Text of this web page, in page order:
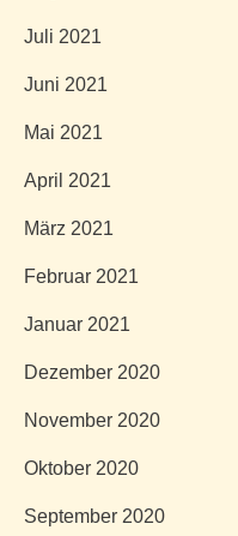
Juli 2021
Juni 2021
Mai 2021
April 2021
März 2021
Februar 2021
Januar 2021
Dezember 2020
November 2020
Oktober 2020
September 2020